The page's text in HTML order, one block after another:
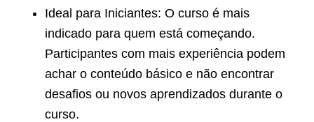
Ideal para Iniciantes: O curso é mais
indicado para quem está começando.
Participantes com mais experiência podem
achar o conteúdo básico e não encontrar
desafios ou novos aprendizados durante o
curso.